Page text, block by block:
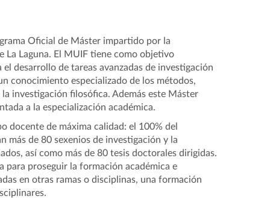
Oficial de Máster impartido por la
La Laguna. El MUIF tiene como objetivo
desarrollo de tareas avanzadas de investigación
conocimiento especializado de los métodos,
investigación filosófica. Además este Máster
a la especialización académica.
docente de máxima calidad: el 100% del
de 80 sexenios de investigación y la
así como más de 80 tesis doctorales dirigidas.
para proseguir la formación académica e
en otras ramas o disciplinas, una formación